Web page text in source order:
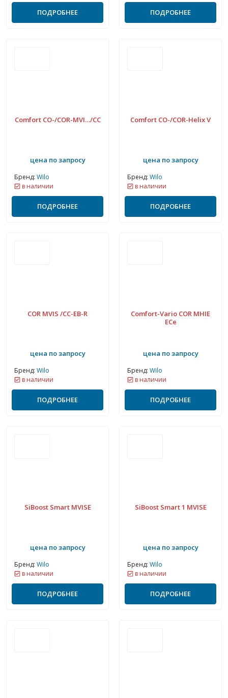
ПОДРОБНЕЕ ПОДРОБНЕЕ
Comfort CO-/COR-MVI…/CC
цена по запросу
Бренд: Wilo
в наличии
ПОДРОБНЕЕ
Comfort CO-/COR-Helix V
цена по запросу
Бренд: Wilo
в наличии
ПОДРОБНЕЕ
COR MVIS /CC-EB-R
цена по запросу
Бренд: Wilo
в наличии
ПОДРОБНЕЕ
Comfort-Vario COR MHIE
ECe
цена по запросу
Бренд: Wilo
в наличии
ПОДРОБНЕЕ
SiBoost Smart MVISE
цена по запросу
Бренд: Wilo
в наличии
ПОДРОБНЕЕ
SiBoost Smart 1 MVISE
цена по запросу
Бренд: Wilo
в наличии
ПОДРОБНЕЕ